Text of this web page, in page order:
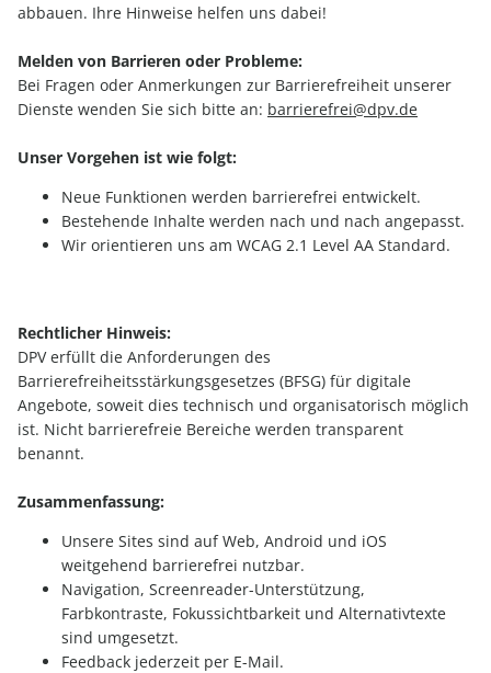
abbauen. Ihre Hinweise helfen uns dabei!
Melden von Barrieren oder Probleme:
Bei Fragen oder Anmerkungen zur Barrierefreiheit unserer
Dienste wenden Sie sich bitte an: barrierefrei@dpv.de
Unser Vorgehen ist wie folgt:
Neue Funktionen werden barrierefrei entwickelt.
Bestehende Inhalte werden nach und nach angepasst.
Wir orientieren uns am WCAG 2.1 Level AA Standard.
Rechtlicher Hinweis:
DPV erfüllt die Anforderungen des
Barrierefreiheitsstärkungsgesetzes (BFSG) für digitale
Angebote, soweit dies technisch und organisatorisch möglich
ist. Nicht barrierefreie Bereiche werden transparent
benannt.
Zusammenfassung:
Unsere Sites sind auf Web, Android und iOS
weitgehend barrierefrei nutzbar.
Navigation, Screenreader-Unterstützung,
Farbkontraste, Fokussichtbarkeit und Alternativtexte
sind umgesetzt.
Feedback jederzeit per E-Mail.